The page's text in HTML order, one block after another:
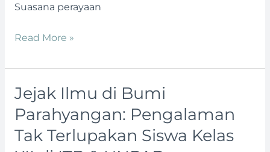
Suasana perayaan
Read More »
Jejak Ilmu di Bumi
Parahyangan: Pengalaman
Tak Terlupakan Siswa Kelas
Jejak
Ilmu
di
Bumi